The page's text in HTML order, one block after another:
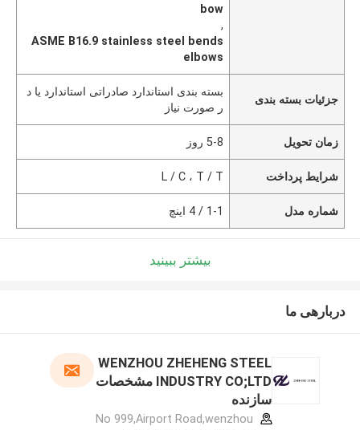
bow
,
ASME B16.9 stainless steel bends
elbows
جزئیات بسته بندی
بسته بندی استاندارد صادراتی استاندارد یا د
ر صورت نیاز
زمان تحویل 5-8 روز
شرایط پرداخت L / C ، T / T
شماره مدل 1-1 / 4 اینچ
بیشتر ببینید
دربارهی ما
WENZHOU ZHEHENG STEEL
INDUSTRY CO;LTD مشخصات
سازنده
No 999,Airport Road,wenzhou